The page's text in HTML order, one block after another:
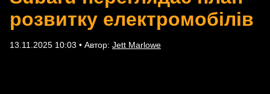
розвитку електромобілів
13.11.2025 10:03 • Автор: Jett Marlowe